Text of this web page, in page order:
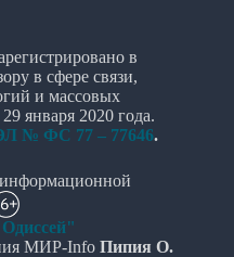
в
в сфере связи,
и массовых
января 2020 года.
№ ФС 77 – 77646.
информационной
МИР-Info Пипия О.